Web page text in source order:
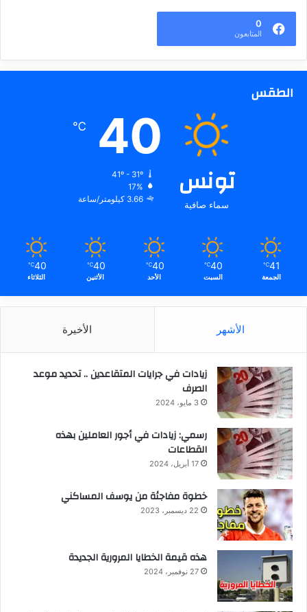
0
المتابعون
الطقس
تونس
سماء صافية
40
℃
41º - 31º
17%
3.66 كيلومتر/ساعة
41
℃
الجمعة
40
℃
السبت
40
℃
الأحد
40
℃
الأثنين
40
℃
الثلاثاء
الأشهر الأخيرة
زيادات في جرايات المتقاعدين .. تحديد موعد
الصرف
3 مايو، 2024
رسمي: زيادات في أجور العاملين بهذه
القطاعات
17 أبريل، 2024
خطوة مفاجئة من يوسف المساكني
22 ديسمبر، 2023
هذه قيمة الخطايا المرورية الجديدة
27 نوفمبر، 2024